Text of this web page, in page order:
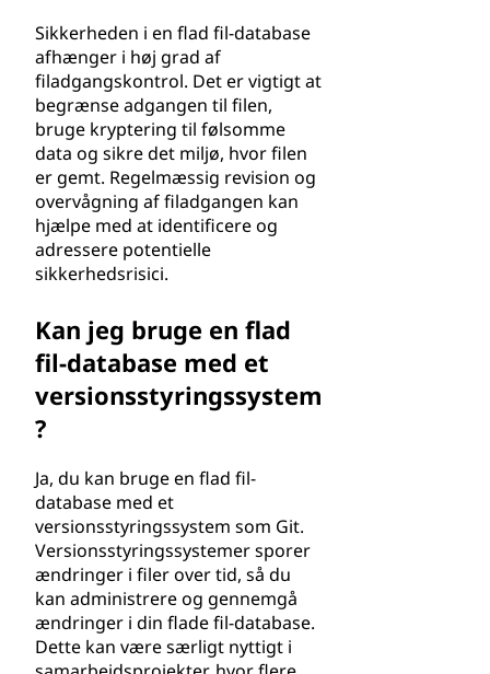
Sikkerheden i en flad fil-database
afhænger i høj grad af
filadgangskontrol. Det er vigtigt at
begrænse adgangen til filen,
bruge kryptering til følsomme
data og sikre det miljø, hvor filen
er gemt. Regelmæssig revision og
overvågning af filadgangen kan
hjælpe med at identificere og
adressere potentielle
sikkerhedsrisici.
Kan jeg bruge en flad
fil-database med et
versionsstyringssystem
?
Ja, du kan bruge en flad fil-
database med et
versionsstyringssystem som Git.
Versionsstyringssystemer sporer
ændringer i filer over tid, så du
kan administrere og gennemgå
ændringer i din flade fil-database.
Dette kan være særligt nyttigt i